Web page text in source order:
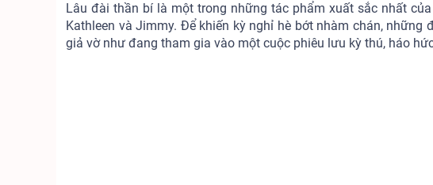
Lâu đài thần bí là một trong những tác phẩm xuất sắc nhất
Kathleen và Jimmy. Để khiến kỳ nghỉ hè bớt nhàm chán,
giả vờ như đang tham gia vào một cuộc phiêu lưu kỳ thú, háo